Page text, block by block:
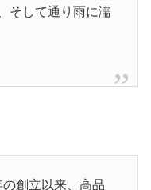
そして通り雨に濡
創立以来、高品